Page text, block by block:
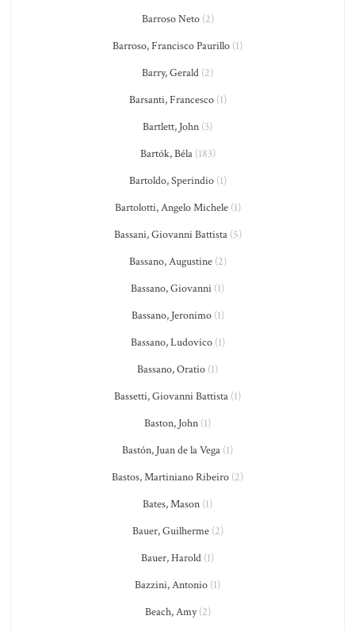
Barroso Neto(2)
Barroso, Francisco Paurillo (1)
Barry, Gerald (2)
Barsanti, Francesco(1)
Bartlett, John (3)
Bartók, Béla(183)
Bartoldo, Sperindio(1)
Bartolotti, Angelo Michele(1)
Bassani, Giovanni Battista(5)
Bassano, Augustine(2)
Bassano, Giovanni (1)
Bassano, Jeronimo(1)
Bassano, Ludovico(1)
Bassano, Oratio (1)
Bassetti, Giovanni Battista (1)
Baston, John (1)
Bastón, Juan de la Vega (1)
Bastos, Martiniano Ribeiro (2)
Bates, Mason (1)
Bauer, Guilherme(2)
Bauer, Harold (1)
Bazzini, Antonio (1)
Beach, Amy(2)